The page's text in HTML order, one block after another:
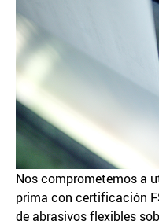
Nos comprometemos a
prima con certificación
de abrasivos flexibles